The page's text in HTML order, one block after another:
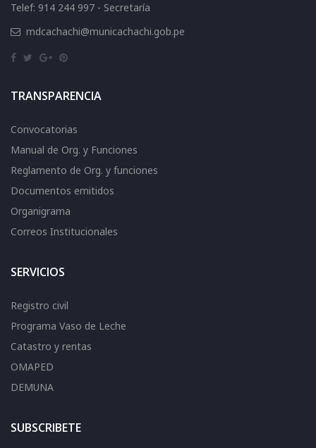
Telef: 914 244 997 - Secretaría
mdcachachi@municachachi.gob.pe
TRANSPARENCIA
Convocatorias
Manual de Org. y Funciones
Reglamento de Org. y funciones
Documentos emitidos
Organigrama
Correos Institucionales
SERVICIOS
Registro civil
Programa Vaso de Leche
Catastro y rentas
OMAPED
DEMUNA
SUBSCRIBETE